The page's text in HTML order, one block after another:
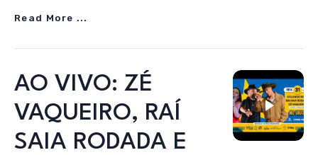
Read More ...
AO VIVO: ZÉ
VAQUEIRO, RAÍ
SAIA RODADA E